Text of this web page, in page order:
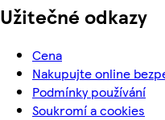
Užitečné odkazy
Cena
Nakupujte online
Podmínky používání
Soukromí a cookies